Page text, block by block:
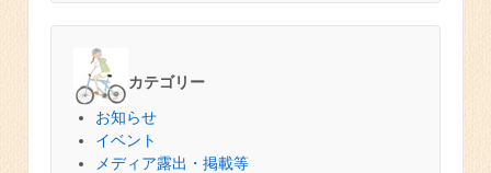
カテゴリー
お知らせ
イベント
メディア露出・掲載等